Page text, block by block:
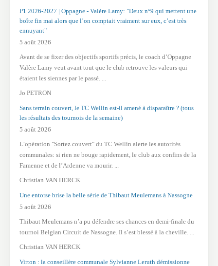
P1 2026-2027 | Oppagne - Valère Lamy: "Deux n°9 qui mettent une
boîte fin mai alors que l’on comptait vraiment sur eux, c’est très
ennuyant"
5 août 2026
Avant de se fixer des objectifs sportifs précis, le coach d’Oppagne
Valère Lamy veut avant tout que le club retrouve les valeurs qui
étaient les siennes par le passé. ...
Jo PETRON
Sans terrain couvert, le TC Wellin est-il amené à disparaître ? (tous
les résultats des tournois de la semaine)
5 août 2026
L’opération "Sortez couvert" du TC Wellin alerte les autorités
communales: si rien ne bouge rapidement, le club aux confins de la
Famenne et de l’Ardenne va mourir. ...
Christian VAN HERCK
Une entorse brise la belle série de Thibaut Meulemans à Nassogne
5 août 2026
Thibaut Meulemans n’a pu défendre ses chances en demi-finale du
tournoi Belgian Circuit de Nassogne. Il s’est blessé à la cheville. ...
Christian VAN HERCK
Virton : la conseillère communale Sylvianne Leruth démissionne